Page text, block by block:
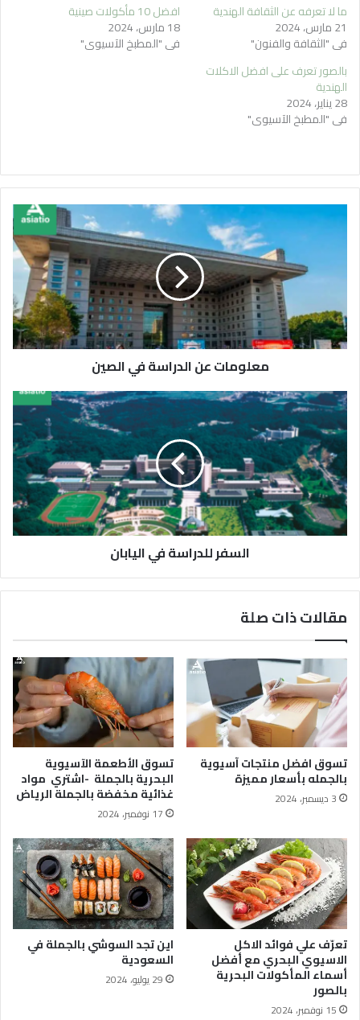
ما لا تعرفه عن الثقافة الهندية
21 مارس، 2024
في "الثقافة والفنون"
افضل 10 مأكولات صينية
18 مارس، 2024
في "المطبخ الآسيوي"
بالصور تعرف على افضل الاكلات
الهندية
28 يناير، 2024
في "المطبخ الآسيوي"
معلومات عن الدراسة في الصين
السفر للدراسة في اليابان
مقالات ذات صلة
تسوق افضل منتجات آسيوية
بالجمله بأسعار مميزة
3 ديسمبر، 2024
تسوق الأطعمة الآسيوية
البحرية بالجملة -اشتري مواد
غذائية مخفضة بالجملة الرياض
17 نوفمبر، 2024
تعرّف علي فوائد الاكل
الاسيوي البحري مع أفضل
أسماء المأكولات البحرية
بالصور
15 نوفمبر، 2024
اين تجد السوشي بالجملة في
السعودية
29 يوليو، 2024